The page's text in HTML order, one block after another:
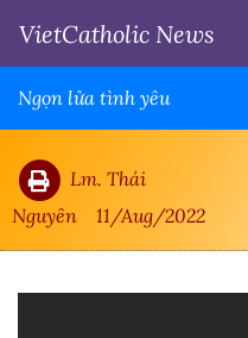
VietCatholic News
Ngọn lửa tình yêu
Lm. Thái
Nguyên
11/Aug/2022